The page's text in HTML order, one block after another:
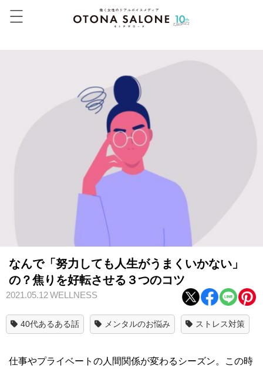
なんで「努力しても人生がうまくいかない」
の？焦りを好転させる３つのコツ
2021.05.12WELLNESS
40代あるある話 メンタルのお悩み ストレス対策
仕事やプライベートの人間関係が変わるシーズン。この時